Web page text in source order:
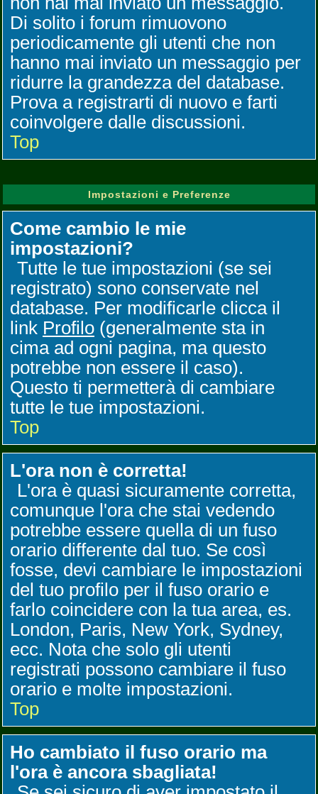
Di solito i forum rimuovono
periodicamente gli utenti che non
hanno mai inviato un messaggio per
ridurre la grandezza del database.
Prova a registrarti di nuovo e farti
coinvolgere dalle discussioni.
Top
Impostazioni e Preferenze
Come cambio le mie
impostazioni?
Tutte le tue impostazioni (se sei
registrato) sono conservate nel
database. Per modificarle clicca il
link Profilo (generalmente sta in
cima ad ogni pagina, ma questo
potrebbe non essere il caso).
Questo ti permetterà di cambiare
tutte le tue impostazioni.
Top
L'ora non è corretta!
L'ora è quasi sicuramente corretta,
comunque l'ora che stai vedendo
potrebbe essere quella di un fuso
orario differente dal tuo. Se così
fosse, devi cambiare le impostazioni
del tuo profilo per il fuso orario e
farlo coincidere con la tua area, es.
London, Paris, New York, Sydney,
ecc. Nota che solo gli utenti
registrati possono cambiare il fuso
orario e molte impostazioni.
Top
Ho cambiato il fuso orario ma
l'ora è ancora sbagliata!